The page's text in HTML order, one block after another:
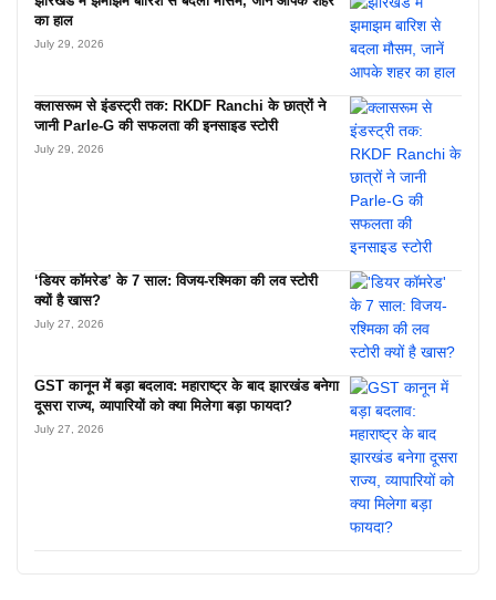
का हाल
July 29, 2026
क्लासरूम से इंडस्ट्री तक: RKDF Ranchi के छात्रों ने
जानी Parle-G की सफलता की इनसाइड स्टोरी
July 29, 2026
‘डियर कॉमरेड’ के 7 साल: विजय-रश्मिका की लव स्टोरी
क्यों है खास?
July 27, 2026
GST कानून में बड़ा बदलाव: महाराष्ट्र के बाद झारखंड बनेगा
दूसरा राज्य, व्यापारियों को क्या मिलेगा बड़ा फायदा?
July 27, 2026